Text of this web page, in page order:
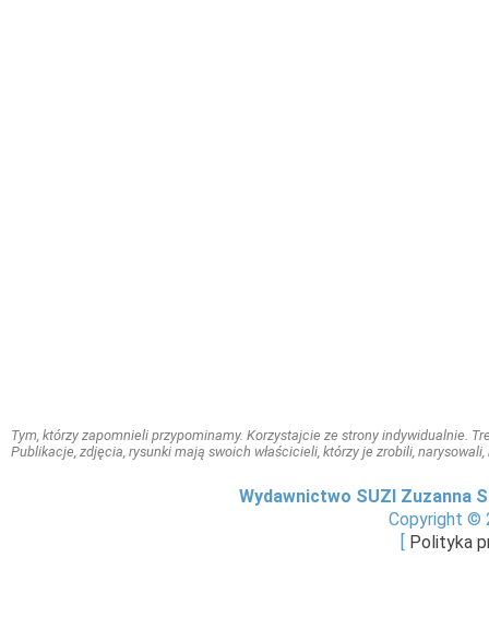
Tym, którzy zapomnieli przypominamy. Korzystajcie ze strony indywidualnie.
Publikacje, zdjęcia, rysunki mają swoich właścicieli, którzy je zrobili,
Wydawnictwo SUZI Zuzanna
Copyright ©
Polityka